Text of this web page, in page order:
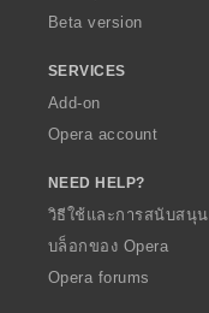
Beta version
SERVICES
Add-on
Opera account
NEED HELP?
วิธีใช้และการสนับสนุน
บล็อกของ Opera
Opera forums